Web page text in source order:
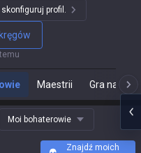
profil.
Maestrii Gra na
Moi bohaterowie
Znajdź moich